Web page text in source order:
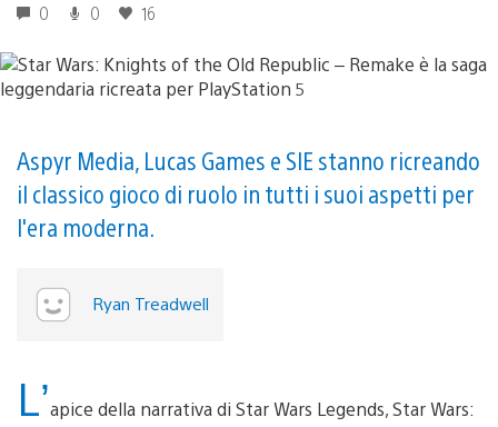
0 0 16
Aspyr Media, Lucas Games e SIE stanno ricreando
il classico gioco di ruolo in tutti i suoi aspetti per
l'era moderna.
Ryan Treadwell
L’apice della narrativa di Star Wars Legends, Star Wars: